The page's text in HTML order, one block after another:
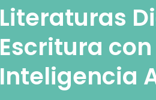
Literaturas
Escritura con
Inteligencia